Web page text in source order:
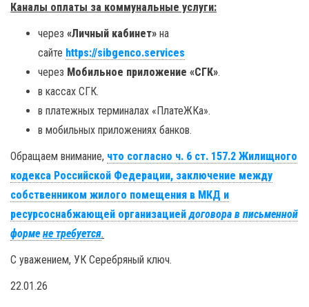
Каналы оплаты за коммунальные услуги:
через «Личный кабинет» на
сайте https://sibgenco.services
через Мобильное приложение «СГК».
в кассах СГК.
в платежных терминалах «ПлатеЖКа».
в мобильных приложениях банков.
Обращаем внимание, что согласно ч. 6 ст. 157.2 Жилищного
кодекса Российской Федерации, заключение между
собственником жилого помещения в МКД и
ресурсоснабжающей организациейдоговора в письменной
форме не требуется.
С уважением, УК Серебряный ключ.
22.01.26